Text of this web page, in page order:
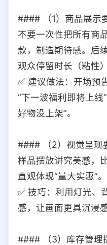
#### （1）商品展示
不要一次性把所有商
款，制造期待感。后
观众停留时长（粘性）
✅ 建议做法：开场预
“下一波福利即将上线
好物没上架”。
#### （2）视觉呈现
样品摆放讲究美感，
直观体现“量大实惠”。
✅ 技巧：利用灯光、
感，让画面更具沉浸感
#### （3）库存管理